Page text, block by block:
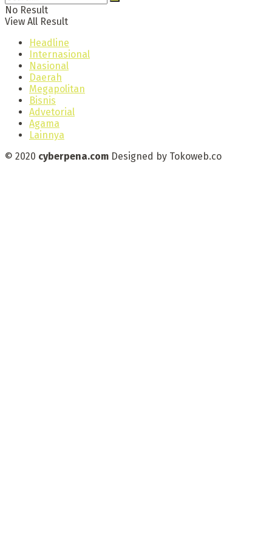
No Result
View All Result
Headline
Internasional
Nasional
Daerah
Megapolitan
Bisnis
Advetorial
Agama
Lainnya
© 2020 cyberpena.com Designed by Tokoweb.co